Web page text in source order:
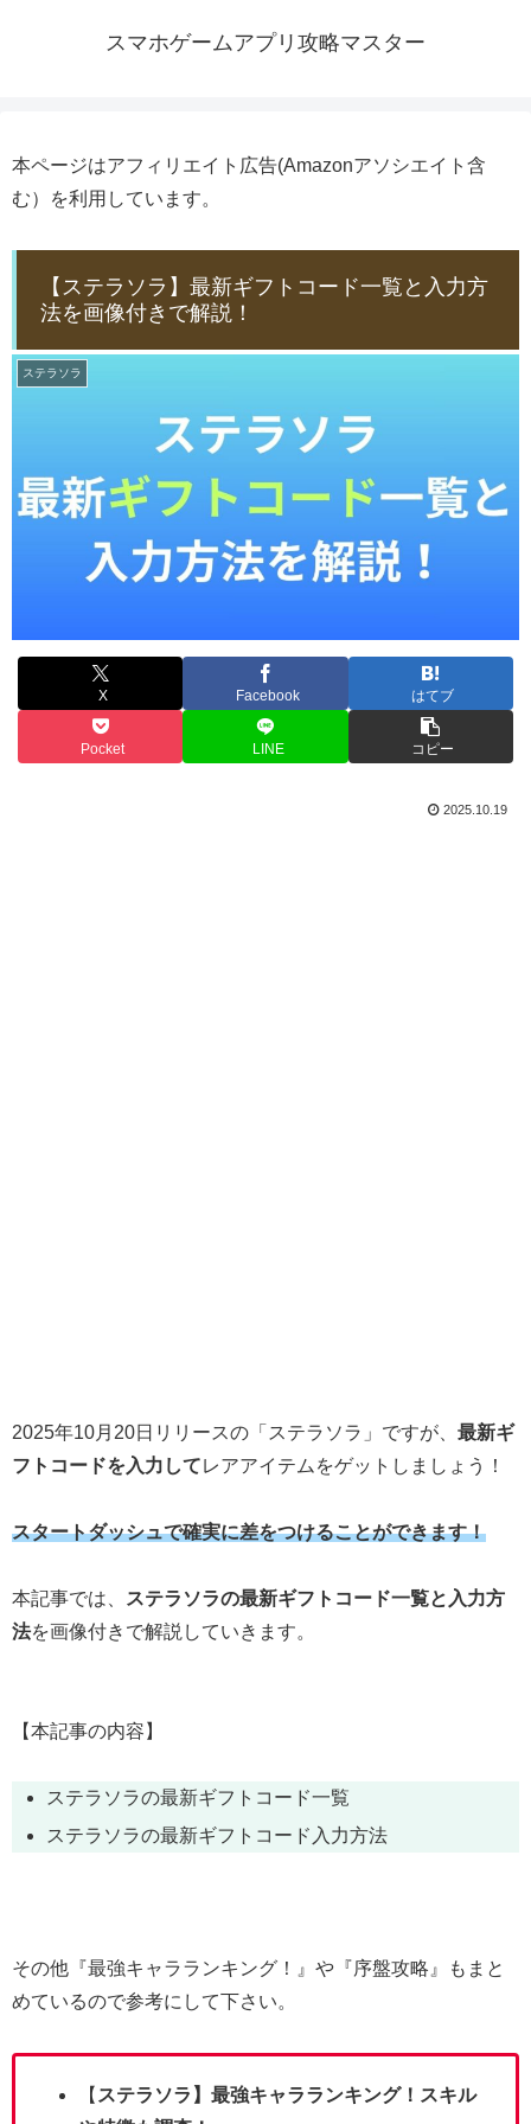
スマホゲームアプリ攻略マスター
本ページはアフィリエイト広告(Amazonアソシエイト含
む）を利用しています。
【ステラソラ】最新ギフトコード一覧と入力方
法を画像付きで解説！
ステラソラ
X Facebook はてブ
Pocket LINE コピー
2025.10.19
2025年10月20日リリースの「ステラソラ」ですが、 最新ギ
フトコードを入力してレアアイテムをゲットしましょう！
スタートダッシュで確実に差をつけることができます！
本記事では、
ステラソラの最新ギフトコード一覧と入力方
法を画像付きで解説していきます。
【本記事の内容】
ステラソラの最新ギフトコード一覧
ステラソラの最新ギフトコード入力方法
その他『最強キャラランキング！』や『序盤攻略』もまと
めているので参考にして下さい。
【 ステラソラ】最強キャラランキング！スキル